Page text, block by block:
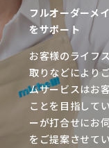
フルオーダーメ
をサポート
お客様のライフ
取りなどにより
ムサービスはお
ことを目指して
ーが打合せにお
をご提案させて